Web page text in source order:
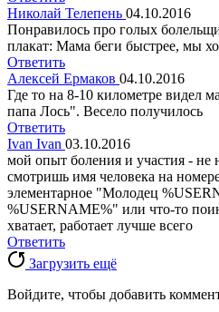
Николай Телепень 04.10.2016
Понравилось про голых
плакат: Мама беги быстрее, мы
Ответить
Алексей Ермаков 04.10.2016
Где то на 8-10 километре видел
папа Лось". Весело получилось
Ответить
Ivan Ivan 03.10.2016
мой опыт боления и участия - не
смотришь имя человека на
элементарное "Молодец
%USERNAME%" или что-то
хватает, работает лучше всего
Ответить
Загрузить ещё
Войдите, чтобы добавить